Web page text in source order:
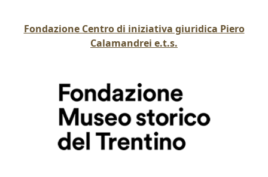
Fondazione Centro di iniziativa giuridica Piero
Calamandrei e.t.s.